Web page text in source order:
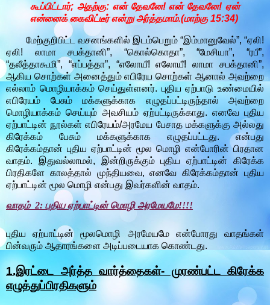
கூப்பிட்டார்; அதற்கு: என் தேவனே! என் தேவனே! ஏன்
என்னைக் கைவிட்டீர் என்று அர்த்தமாம்.(மாற்கு 15:34)
மேற்குறிபிட்ட வசனங்களில் இடம்பெறும் “இம்மானுவேல்”, “ஏலி!
ஏலி! லாமா சபக்தானி”, “கொல்கொதா”, “மேசியா”, “ரபீ”,
“தலீத்தாகூமி”, “எப்பத்தா”, “எலோயீ! எலோயீ! லாமா சபக்தானி”,
ஆகிய சொற்கள் அனைத்தும் எபிரேய சொற்கள் ஆனால் அவற்றை
எல்லாம் மொழியாக்கம் செய்துள்ளனர். புதிய ஏற்பாடு உண்மையில்
எபிரேயம் பேசும் மக்களுக்காக எழுதப்பட்டிருந்தால் அவற்றை
மொழியாக்கம் செய்யும் அவசியம் ஏற்பட்டிருக்காது. எனவே புதிய
ஏற்பாட்டின் நூல்கள் எபிரேயம்/அரமேய பேசாத மக்களுக்கு அல்லது
கிரேக்கம் பேசும் மக்களுக்காக எழுதப்பட்டது. என்பது
கிரேக்கம்தான் புதிய ஏற்பாட்டின் மூல மொழி என்போரின் பிரதான
வாதம். இதுவல்லாமல், இன்றிருக்கும் புதிய ஏற்பாட்டின் கிரேக்க
பிரதிகளே காலத்தால் முந்தியவை, எனவே கிரேக்கம்தான் புதிய
ஏற்பாட்டின் மூல மொழி என்பது இவர்களின் வாதம்.
வாதம் 2: புதிய ஏற்பாட்டின் மொழி அரமேயமே!!!!
புதிய ஏற்பாட்டின் மூலமொழி அரமேயமே என்போரது வாதங்கள்
பின்வரும் ஆதாரங்களை அடிப்படையாக கொண்டது.
1.இரட்டை அர்த்த வார்த்தைகள்- முரண்பட்ட கிரேக்க
எழுத்துப்பிரதிகளும்